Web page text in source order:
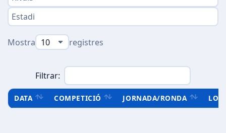
Mostra registres
Filtrar:
DATA COMPETICIÓ JORNADA/RONDA